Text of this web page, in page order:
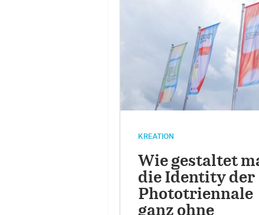
KREATION
Wie gestaltet
die Identity der
Phototriennale
ganz ohne